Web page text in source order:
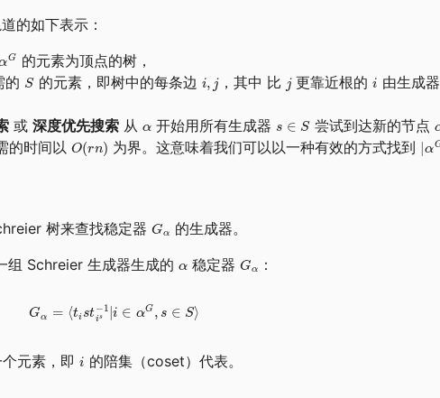
的如下表示：
的元素为顶点的树，
的 的元素，即树中的每条边 ，其中 比 更靠近根的 由生成器
或 深度优先搜索 从 开始用所有生成器 尝试到达新的节点
的时间以
为界。这意味着我们可以以一种有效的方式找到
树来查找稳定器
的生成器。
组 Schreier 生成器生成的 稳定器 ：
个元素，即 的陪集（coset）代表。